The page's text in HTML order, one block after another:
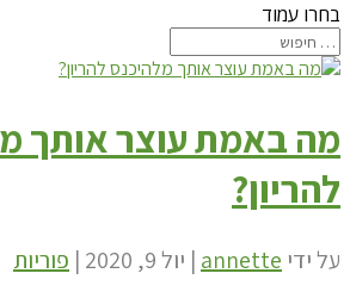
בחרו עמוד
מה באמת עוצר אותך
להריון?
על ידי annette
| יול 9, 2020 | פוריות